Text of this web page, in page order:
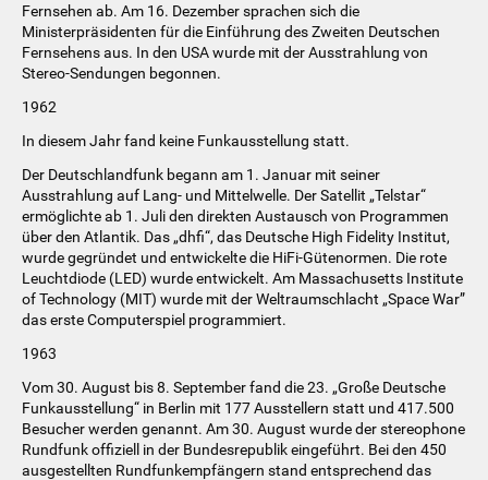
Fernsehen ab. Am 16. Dezember sprachen sich die
Ministerpräsidenten für die Einführung des Zweiten Deutschen
Fernsehens aus. In den USA wurde mit der Ausstrahlung von
Stereo-Sendungen begonnen.
1962
In diesem Jahr fand keine Funkausstellung statt.
Der Deutschlandfunk begann am 1. Januar mit seiner
Ausstrahlung auf Lang- und Mittelwelle. Der Satellit „Telstar“
ermöglichte ab 1. Juli den direkten Austausch von Programmen
über den Atlantik. Das „dhfi“, das Deutsche High Fidelity Institut,
wurde gegründet und entwickelte die HiFi-Gütenormen. Die rote
Leuchtdiode (LED) wurde entwickelt. Am Massachusetts Institute
of Technology (MIT) wurde mit der Weltraumschlacht „Space War”
das erste Computerspiel programmiert.
1963
Vom 30. August bis 8. September fand die 23. „Große Deutsche
Funkausstellung“ in Berlin mit 177 Ausstellern statt und 417.500
Besucher werden genannt. Am 30. August wurde der stereophone
Rundfunk offiziell in der Bundesrepublik eingeführt. Bei den 450
ausgestellten Rundfunkempfängern stand entsprechend das